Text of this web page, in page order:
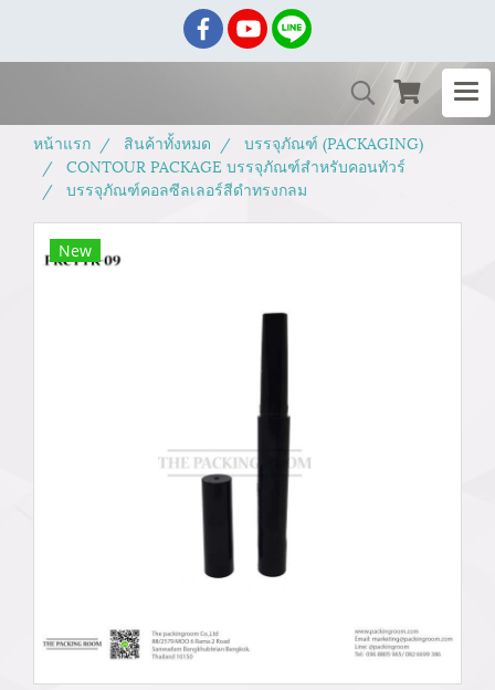
หน้าแรก สินค้าทั้งหมด
บรรจุภัณฑ์ (PACKAGING)
CONTOUR PACKAGE บรรจุภัณฑ์สำหรับคอนทัวร์
บรรจุภัณฑ์คอลซีลเลอร์สีดำทรงกลม
New